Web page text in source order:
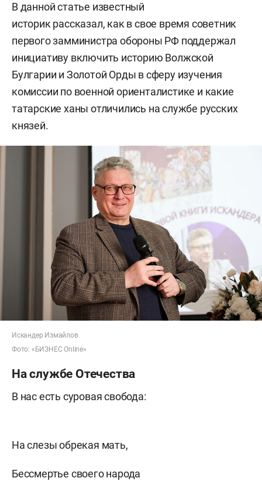
В данной статье известный
историк рассказал, как в свое время советник
первого замминистра обороны РФ поддержал
инициативу включить историю Волжской
Булгарии и Золотой Орды в сферу изучения
комиссии по военной ориенталистике и какие
татарские ханы отличились на службе русских
князей.
Искандер Измайлов
Фото: «БИЗНЕС Online»
На службе Отечества
В нас есть суровая свобода:
На слезы обрекая мать,
Бессмертье своего народа